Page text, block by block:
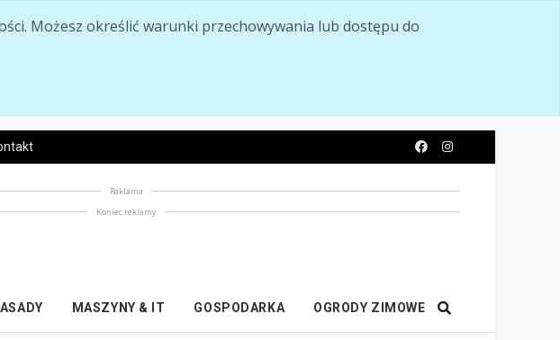
Możesz określić warunki przechowywania lub dostępu do
Reklama
Koniec reklamy
MASZYNY & IT GOSPODARKA OGRODY ZIMOWE